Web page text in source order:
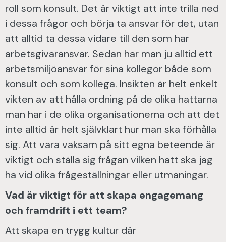
roll som konsult. Det är viktigt att inte trilla ned
i dessa frågor och börja ta ansvar för det, utan
att alltid ta dessa vidare till den som har
arbetsgivaransvar. Sedan har man ju alltid ett
arbetsmiljöansvar för sina kollegor både som
konsult och som kollega. Insikten är helt enkelt
vikten av att hålla ordning på de olika hattarna
man har i de olika organisationerna och att det
inte alltid är helt självklart hur man ska förhålla
sig. Att vara vaksam på sitt egna beteende är
viktigt och ställa sig frågan vilken hatt ska jag
ha vid olika frågeställningar eller utmaningar.
Vad är viktigt för att skapa engagemang
och framdrift i ett team?
Att skapa en trygg kultur där